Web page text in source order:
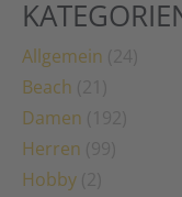
Allgemein
Beach
Damen
Herren
Hobby